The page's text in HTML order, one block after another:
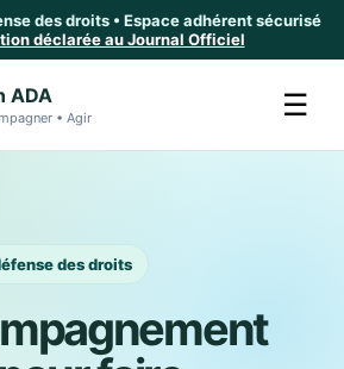
des droits • Espace adhérent sécurisé
déclarée au Journal Officiel
ADA
• Agir ☰
des droits